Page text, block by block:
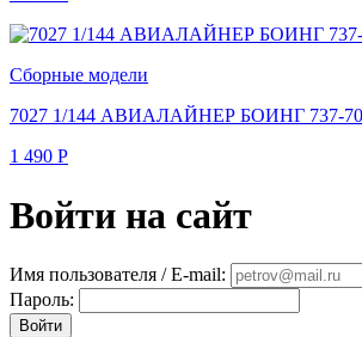
Сборные модели
7027 1/144 АВИАЛАЙНЕР БОИНГ 737-
1 490 Р
Войти на сайт
Имя пользователя / E-mail:
Пароль:
Войти